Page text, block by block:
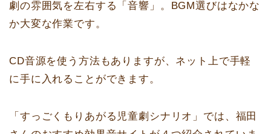
劇の雰囲気を左右する「音響」。BGM選びはなかな
か大変な作業です。
CD音源を使う方法もありますが、ネット上で手軽
に手に入れることができます。
「すっごくもりあがる児童劇シナリオ」では、福田